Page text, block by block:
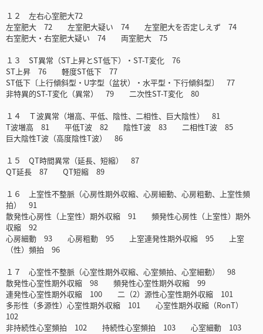
１２ 左右心室肥大72
左室肥大 72 左室肥大疑い 74 左室肥大を否定しえず 74
右室肥大・右室肥大疑い 74 両室肥大 75
１３ ST異常（ST上昇とST低下）・ST-T変化 76
ST上昇 76 軽度ST低下 77
ST低下〔上行傾斜型・U字型（盆状）・水平型・下行傾斜型〕 77
非特異的ST-T変化（異常） 79 二次性ST-T変化 80
１４ Ｔ波異常（増高、平低、陰性、二相性、巨大陰性） 81
T波増高 81 平低T波 82 陰性T波 83 二相性T波 85
巨大陰性T波（高度陰性T波） 86
１５ QT時間異常（延長、短縮） 87
QT延長 87 QT短縮 89
１６ 上室性不整脈（心房性期外収縮、心房細動、心房粗動、上室性頻
拍） 91
散発性心房性（上室性）期外収縮 91 頻発性心房性（上室性）期外
収縮 92
心房細動 93 心房粗動 95 上室連発性期外収縮 95 上室
（性）頻拍 96
１７ 心室性不整脈（心室性期外収縮、心室頻拍、心室細動） 98
散発性心室性期外収縮 98 頻発性心室性期外収縮 99
連発性心室性期外収縮 100 二（2）源性心室性期外収縮 101
多形性（多源性）心室性期外収縮 101 心室性期外収縮（RonT）
102
非持続性心室頻拍 102 持続性心室頻拍 103 心室細動 103